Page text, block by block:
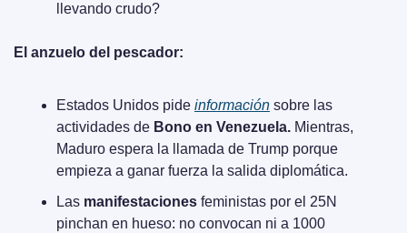
llevando crudo?
El anzuelo del pescador:
Estados Unidos pide información sobre las
actividades de Bono en Venezuela. Mientras,
Maduro espera la llamada de Trump porque
empieza a ganar fuerza la salida diplomática.
Las manifestaciones feministas por el 25N
pinchan en hueso: no convocan ni a 1000